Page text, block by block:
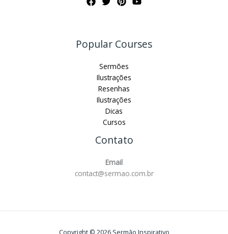
Popular Courses
Sermões
Ilustrações
Resenhas
Ilustrações
Dicas
Cursos
Contato
Email
contact@sermao.com.br
Copyright © 2026 Sermão Inspirativo